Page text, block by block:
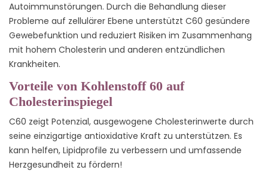
Autoimmunstörungen. Durch die Behandlung dieser
Probleme auf zellulärer Ebene unterstützt C60 gesündere
Gewebefunktion und reduziert Risiken im Zusammenhang
mit hohem Cholesterin und anderen entzündlichen
Krankheiten.
Vorteile von Kohlenstoff 60 auf
Cholesterinspiegel
C60 zeigt Potenzial, ausgewogene Cholesterinwerte durch
seine einzigartige antioxidative Kraft zu unterstützen. Es
kann helfen, Lipidprofile zu verbessern und umfassende
Herzgesundheit zu fördern!